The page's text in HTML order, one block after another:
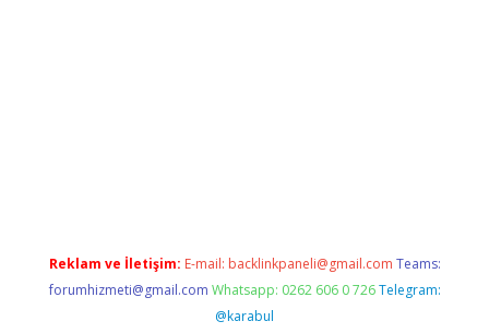
Reklam ve İletişim: E-mail: backlinkpaneli@gmail.com Teams:
forumhizmeti@gmail.com Whatsapp: 0262 606 0 726 Telegram:
@karabul